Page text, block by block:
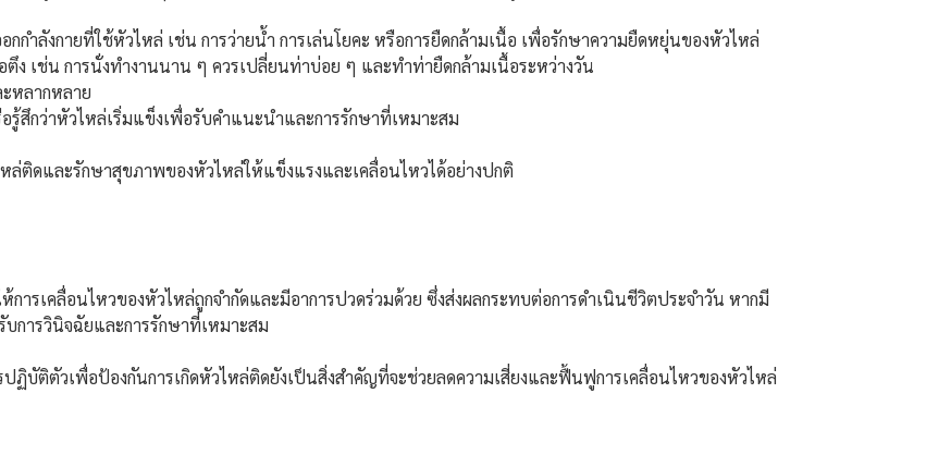
อกกำลังกายที่ใช้หัวไหล่ เช่น การว่ายน้ำ การเล่นโยคะ หรือการยืดกล้ามเนื้อ เพื่อรักษาความยืดหยุ่นของหัวไหล่
ง เช่น การนั่งทำงานนาน ๆ ควรเปลี่ยนท่าบ่อย ๆ และทำท่ายืดกล้ามเนื้อระหว่างวัน
หลากหลาย
สึกว่าหัวไหล่เริ่มแข็งเพื่อรับคำแนะนำและการรักษาที่เหมาะสม
ล่ติดและรักษาสุขภาพของหัวไหล่ให้แข็งแรงและเคลื่อนไหวได้อย่างปกติ
การเคลื่อนไหวของหัวไหล่ถูกจำกัดและมีอาการปวดร่วมด้วย ซึ่งส่งผลกระทบต่อการดำเนินชีวิตประจำวัน หากมี
บการวินิจฉัยและการรักษาที่เหมาะสม
ปฏิบัติตัวเพื่อป้องกันการเกิดหัวไหล่ติดยังเป็นสิ่งสำคัญที่จะช่วยลดความเสี่ยงและฟื้นฟูการเคลื่อนไหวของหัวไหล่